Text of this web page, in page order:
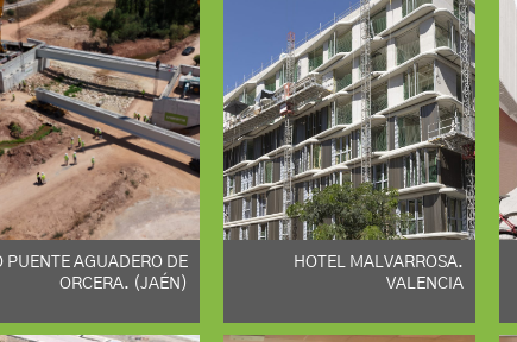
PUENTE AGUADERO DE
ORCERA. (JAÉN)
HOTEL MALVARROSA.
VALENCIA